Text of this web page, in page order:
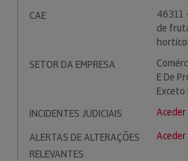
CAE
46311
de
SETOR DA EMPRESA
E De
INCIDENTES JUDICIAIS
Aceder
ALERTAS DE ALTERAÇÕES
RELEVANTES
Aceder